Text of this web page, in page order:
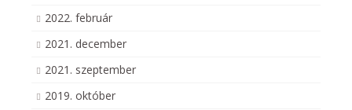
2022. február
2021. december
2021. szeptember
2019. október